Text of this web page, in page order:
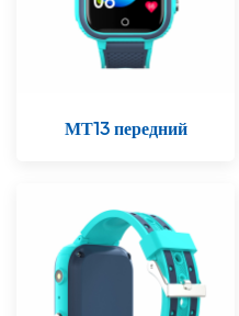
МТ13 передний